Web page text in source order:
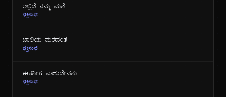
ಅಲ್ಲಿದೆ ನಮ್ಮ ಮನೆ
ಭಕ್ತಿಸುಧೆ
ಜಾಲಿಯ ಮರದಂತೆ
ಭಕ್ತಿಸುಧೆ
ಈತನೀಗ ವಾಸುದೇವನು
ಭಕ್ತಿಸುಧೆ